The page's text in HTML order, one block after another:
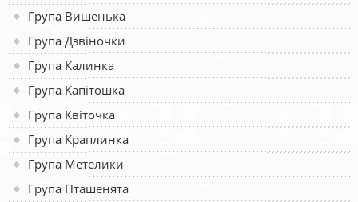
Група Вишенька
Група Дзвіночки
Група Калинка
Група Капітошка
Група Квіточка
Група Краплинка
Група Метелики
Група Пташенята